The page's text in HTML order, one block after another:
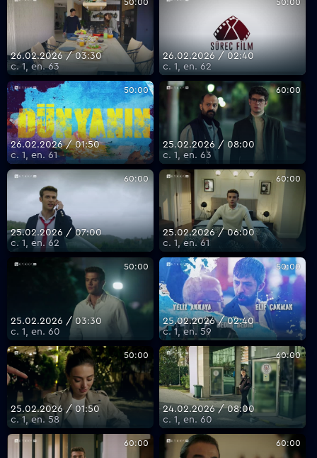
50:00
26.02.2026 / 03:30
с. 1, еп. 63
50:00
26.02.2026 / 02:40
с. 1, еп. 62
50:00
26.02.2026 / 01:50
с. 1, еп. 61
60:00
25.02.2026 / 08:00
с. 1, еп. 63
60:00
25.02.2026 / 07:00
с. 1, еп. 62
60:00
25.02.2026 / 06:00
с. 1, еп. 61
50:00
25.02.2026 / 03:30
с. 1, еп. 60
50:00
25.02.2026 / 02:40
с. 1, еп. 59
50:00
25.02.2026 / 01:50
с. 1, еп. 58
60:00
24.02.2026 / 08:00
с. 1, еп. 60
60:00 60:00